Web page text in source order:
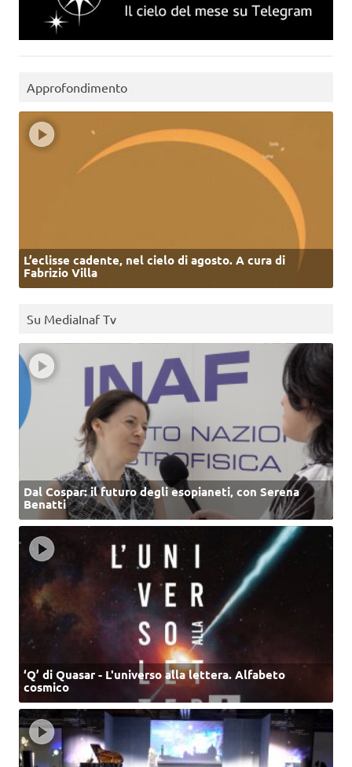
Approfondimento
L’eclisse cadente, nel cielo di agosto. A cura di
Fabrizio Villa
Su MediaInaf Tv
Dal Cospar: il futuro degli esopianeti, con Serena
Benatti
‘Q’ di Quasar - L'universo alla lettera. Alfabeto
cosmico